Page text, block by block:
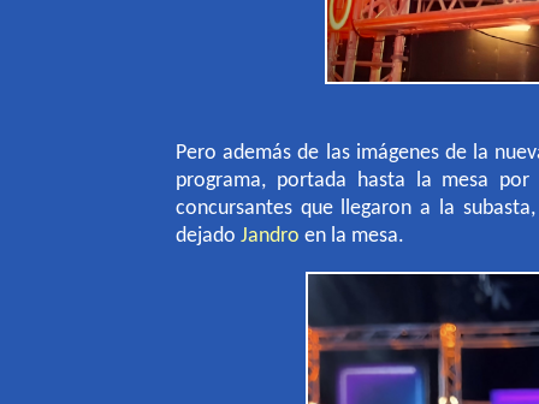
Pero además de las imágenes de la
programa, portada hasta la mesa
concursantes que llegaron a la
dejado Jandro en la mesa.